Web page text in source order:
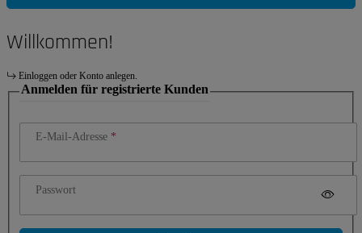
Willkommen!
Einloggen oder Konto anlegen.
Anmelden für registrierte Kunden
E-Mail-Adresse
Passwort